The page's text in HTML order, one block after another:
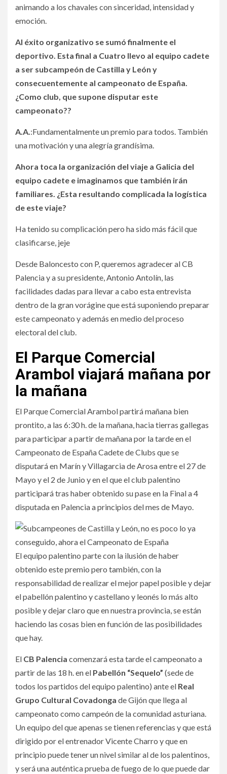
animando a los chavales con sinceridad, intensidad y
emoción.
Al éxito organizativo se sumó finalmente el
deportivo. Esta final a Cuatro llevo al equipo cadete
a ser subcampeón de Castilla y León y
consecuentemente al campeonato de España.
¿Como club, que supone disputar este
campeonato??
A.A.:Fundamentalmente un premio para todos. También
una motivación y una alegría grandísima.
Ahora toca la organización del viaje a Galicia del
equipo cadete e imaginamos que también irán
familiares. ¿Esta resultando complicada la logística
de este viaje?
Ha tenido su complicación pero ha sido más fácil que
clasificarse, jeje
Desde Baloncesto con P, queremos agradecer al CB
Palencia y a su presidente, Antonio Antolín, las
facilidades dadas para llevar a cabo esta entrevista
dentro de la gran vorágine que está suponiendo preparar
este campeonato y además en medio del proceso
electoral del club.
El Parque Comercial
Arambol viajará mañana por
la mañana
El Parque Comercial Arambol partirá mañana bien
prontito, a las 6:30 h. de la mañana, hacia tierras gallegas
para participar a partir de mañana por la tarde en el
Campeonato de España Cadete de Clubs que se
disputará en Marín y Villagarcia de Arosa entre el 27 de
Mayo y el 2 de Junio y en el que el club palentino
participará tras haber obtenido su pase en la Final a 4
disputada en Palencia a principios del mes de Mayo.
El equipo palentino parte con la ilusión de haber
obtenido este premio pero también, con la
responsabilidad de realizar el mejor papel posible y dejar
el pabellón palentino y castellano y leonés lo más alto
posible y dejar claro que en nuestra provincia, se están
haciendo las cosas bien en función de las posibilidades
que hay.
El CB Palencia comenzará esta tarde el campeonato a
partir de las 18 h. en el Pabellón “Sequelo” (sede de
todos los partidos del equipo palentino) ante el Real
Grupo Cultural Covadonga de Gijón que llega al
campeonato como campeón de la comunidad asturiana.
Un equipo del que apenas se tienen referencias y que está
dirigido por el entrenador Vicente Charro y que en
principio puede tener un nivel similar al de los palentinos,
y será una auténtica prueba de fuego de lo que puede dar